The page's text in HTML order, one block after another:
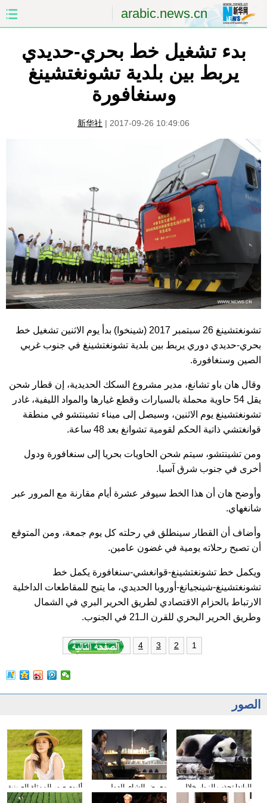
arabic.news.cn
الصفحة الأولى
الشرق الأوسط العالم
الصين والعالم العربي
السياحة والبيئة
مؤتمر صحفى للخارجية الصور
بدء تشغيل خط بحري-حديدي
يربط بين بلدية تشونغتشينغ
وسنغافورة
新华社 | 2017-09-26 10:49:06
تشونغتشينغ 26 سبتمبر 2017 (شينخوا) بدأ يوم الاثنين تشغيل خط
بحري-حديدي دوري يربط بين بلدية تشونغتشينغ في جنوب غربي
الصين وسنغافورة.
وقال هان باو تشانغ، مدير مشروع السكك الحديدية، إن قطار شحن
يقل 54 حاوية محملة بالسيارات وقطع غيارها والمواد الليفية، غادر
تشونغتشينغ يوم الاثنين، وسيصل إلى ميناء تشينتشو في منطقة
قوانغتشي ذاتية الحكم لقومية تشوانغ بعد 48 ساعة.
ومن تشينتشو، سيتم شحن الحاويات بحريا إلى سنغافورة ودول
أخرى في جنوب شرق آسيا.
وأوضح هان أن هذا الخط سيوفر عشرة أيام مقارنة مع المرور عبر
شانغهاي.
وأضاف أن القطار سينطلق في رحلته كل يوم جمعة، ومن المتوقع
أن تصبح رحلاته يومية في غضون عامين.
ويكمل خط تشونغتشينغ-قوانغشي-سنغافورة يكمل خط
تشونغتشينغ-شينجيانغ-أوروبا الحديدي، ما يتيح للمقاطعات الداخلية
الارتباط بالحزام الاقتصادي لطريق الحرير البري في الشمال
وطريق الحرير البحري للقرن الـ21 في الجنوب.
1
2
3
4
الصور
ألبوم صور الممثلة الصينية
شيونغ ناى جين
معرض الشاى الدولى
يقام فى مدينة داليان
الباندا تجذب الزوار خلال
عطلة العيد الوطني